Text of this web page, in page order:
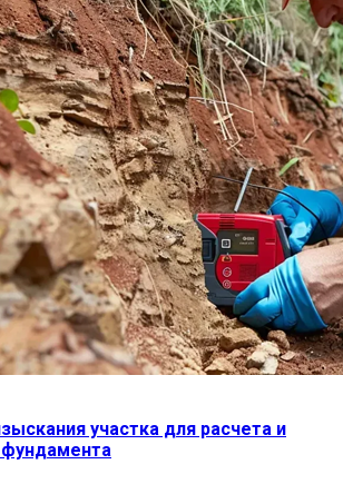
участка для расчета и
фундамента